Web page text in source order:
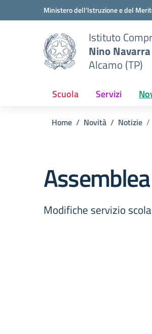
Vai ai contenuti
Vai al menu di navigazioneMinistero dell'Istruzione e del
Istituto
Nino Navarra
Alcamo (TP)
Scuola Servizi
Home Novità Notizie
Modifiche servizio